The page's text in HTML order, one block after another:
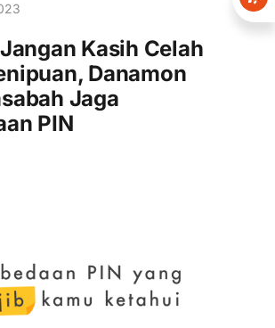
Kasih Celah
Danamon
Jaga
PIN